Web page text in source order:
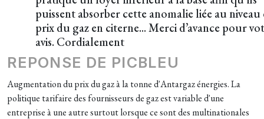
puissent absorber cette anomalie liée au niveau
prix du gaz en citerne... Merci d’avance pour
avis. Cordialement
REPONSE DE PICBLEU
Augmentation du prix du gaz à la tonne d'Antargaz énergies. La
politique tarifaire des fournisseurs de gaz est variable d'une
entreprise à une autre surtout lorsque ce sont des multinationales